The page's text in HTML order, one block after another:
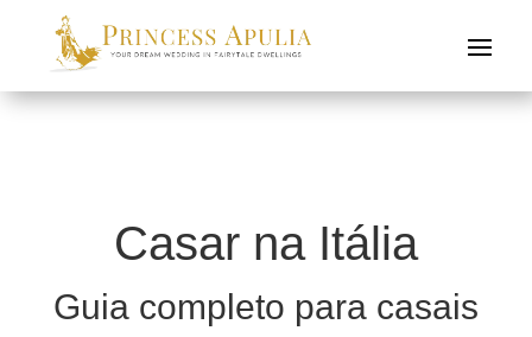
Casar na Itália
Guia completo para casais